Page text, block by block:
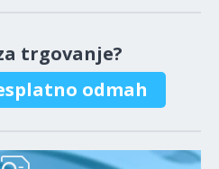
trgovanje?
odmah